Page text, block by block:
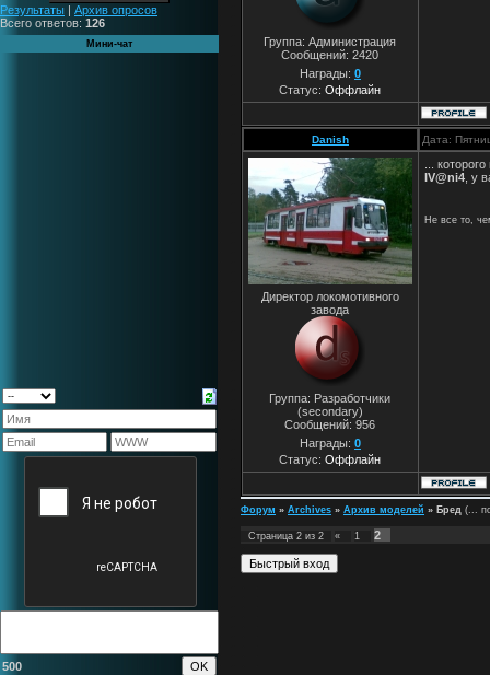
Результаты | Архив опросов
Всего ответов: 126
Мини-чат
500
Группа: Администрация
Сообщений:2420
Награды: 0
Статус:Оффлайн
Danish Дата:
Директор локомотивного
завода
Группа: Разработчики
(secondary)
Сообщений:956
Награды: 0
Статус:Оффлайн
... которого
IV@ni4, у
Не все то,
Форум » Archives » Архив моделей » Бред (...
Страница 2 из 2 « 1 2